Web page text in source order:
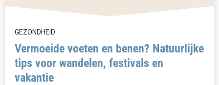
GEZONDHEID
Vermoeide voeten en benen? Natuurlijke
tips voor wandelen, festivals en
vakantie